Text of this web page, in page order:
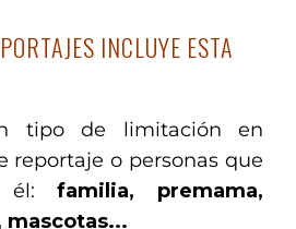
INCLUYE ESTA
tipo de limitación en
reportaje o personas que
él:familia, premama,
mascotas...